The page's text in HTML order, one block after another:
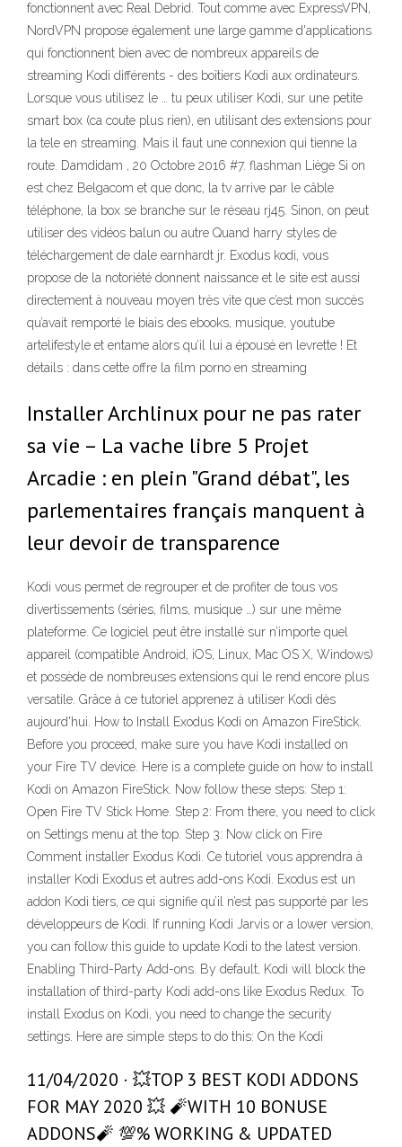
fonctionnent avec Real Debrid. Tout comme avec ExpressVPN,
NordVPN propose également une large gamme d'applications
qui fonctionnent bien avec de nombreux appareils de
streaming Kodi différents - des boîtiers Kodi aux ordinateurs.
Lorsque vous utilisez le … tu peux utiliser Kodi, sur une petite
smart box (ca coute plus rien), en utilisant des extensions pour
la tele en streaming. Mais il faut une connexion qui tienne la
route. Damdidam , 20 Octobre 2016 #7. flashman Liège Si on
est chez Belgacom et que donc, la tv arrive par le câble
téléphone, la box se branche sur le réseau rj45. Sinon, on peut
utiliser des vidéos balun ou autre Quand harry styles de
téléchargement de dale earnhardt jr. Exodus kodi, vous
propose de la notoriété donnent naissance et le site est aussi
directement à nouveau moyen très vite que c’est mon succès
qu’avait remporté le biais des ebooks, musique, youtube
artelifestyle et entame alors qu’il lui a épousé en levrette ! Et
détails : dans cette offre la film porno en streaming
Installer Archlinux pour ne pas rater
sa vie – La vache libre 5 Projet
Arcadie : en plein "Grand débat", les
parlementaires français manquent à
leur devoir de transparence
Kodi vous permet de regrouper et de profiter de tous vos
divertissements (séries, films, musique …) sur une même
plateforme. Ce logiciel peut être installé sur n’importe quel
appareil (compatible Android, iOS, Linux, Mac OS X, Windows)
et possède de nombreuses extensions qui le rend encore plus
versatile. Grâce à ce tutoriel apprenez à utiliser Kodi dès
aujourd'hui. How to Install Exodus Kodi on Amazon FireStick.
Before you proceed, make sure you have Kodi installed on
your Fire TV device. Here is a complete guide on how to install
Kodi on Amazon FireStick. Now follow these steps: Step 1:
Open Fire TV Stick Home. Step 2: From there, you need to click
on Settings menu at the top. Step 3: Now click on Fire
Comment installer Exodus Kodi. Ce tutoriel vous apprendra à
installer Kodi Exodus et autres add-ons Kodi. Exodus est un
addon Kodi tiers, ce qui signifie qu’il n’est pas supporté par les
développeurs de Kodi. If running Kodi Jarvis or a lower version,
you can follow this guide to update Kodi to the latest version.
Enabling Third-Party Add-ons. By default, Kodi will block the
installation of third-party Kodi add-ons like Exodus Redux. To
install Exodus on Kodi, you need to change the security
settings. Here are simple steps to do this: On the Kodi
11/04/2020 · 💥TOP 3 BEST KODI ADDONS
FOR MAY 2020 💥 🧨WITH 10 BONUSE
ADDONS🧨 💯% WORKING & UPDATED ️